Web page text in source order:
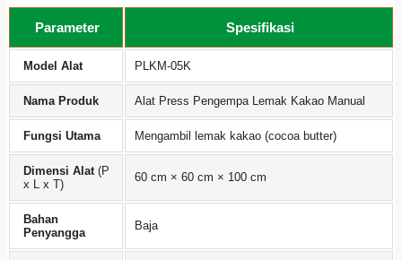
Parameter Spesifikasi
Model Alat PLKM-05K
Nama Produk Alat Press Pengempa Lemak Kakao Manual
Fungsi Utama Mengambil lemak kakao (cocoa butter)
Dimensi Alat(P
x L x T)
60 cm × 60 cm × 100 cm
Bahan
Penyangga
Baja